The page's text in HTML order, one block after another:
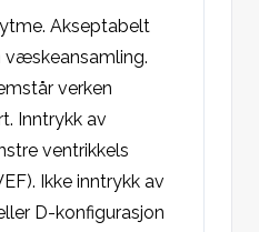
Akseptabelt
væskeansamling.
verken
Inntrykk av
ventrikkels
Ikke inntrykk av
D-konfigurasjon